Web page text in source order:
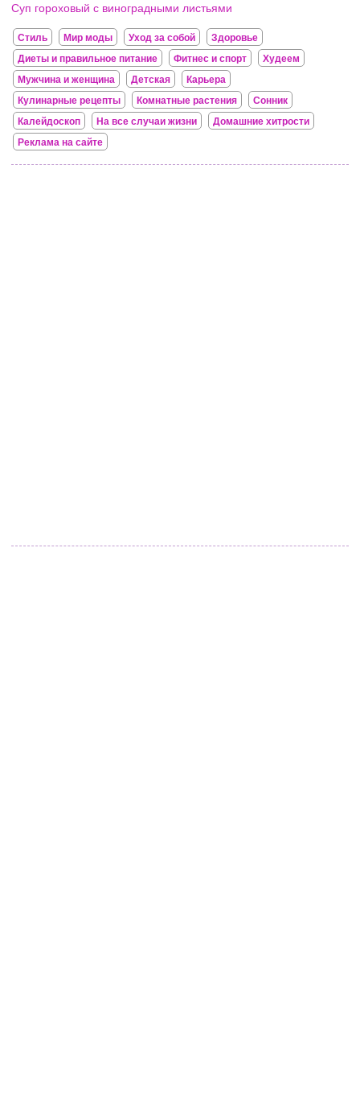
Суп гороховый с виноградными листьями
Стиль Мир моды Уход за собой
Здоровье
Диеты и правильное питание
Фитнес и спорт
Худеем
Мужчина и женщина
Детская
Карьера
Кулинарные рецепты
Комнатные растения
Сонник
Калейдоскоп
На все случаи жизни
Домашние хитрости
Реклама на сайте